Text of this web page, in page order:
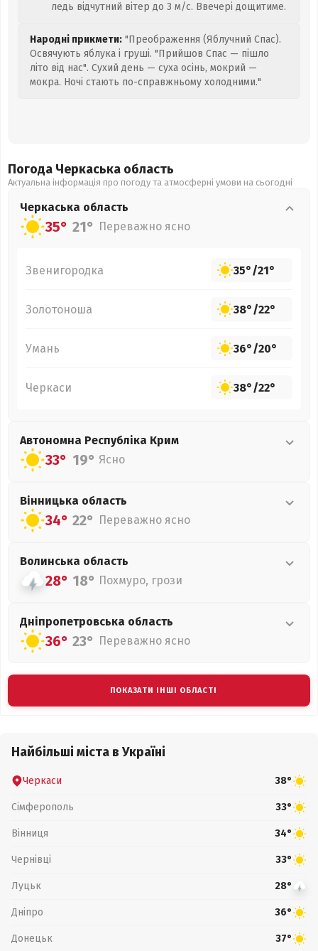
ледь відчутний вітер до 3 м/с. Ввечері дощитиме.
Народні прикмети: "Преображення (Яблучний Спас).
Освячують яблука і груші. "Прийшов Спас — пішло
літо від нас". Сухий день — суха осінь, мокрий —
мокра. Ночі стають по-справжньому холодними."
Погода Черкаська область
Актуальна інформація про погоду та атмосферні умови на сьогодні
Черкаська область
35° 21° Переважно ясно
Звенигородка 35°/21°
Золотоноша 38°/22°
Умань 36°/20°
Черкаси 38°/22°
Автономна Республіка Крим
33° 19° Ясно
Вінницька область
34° 22° Переважно ясно
Волинська область
28° 18° Похмуро, грози
Дніпропетровська область
36° 23° Переважно ясно
ПОКАЗАТИ ІНШІ ОБЛАСТІ
Найбільші міста в Україні
Черкаси 38°
Сімферополь 33°
Вінниця 34°
Чернівці 33°
Луцьк 28°
Дніпро 36°
Донецьк 37°